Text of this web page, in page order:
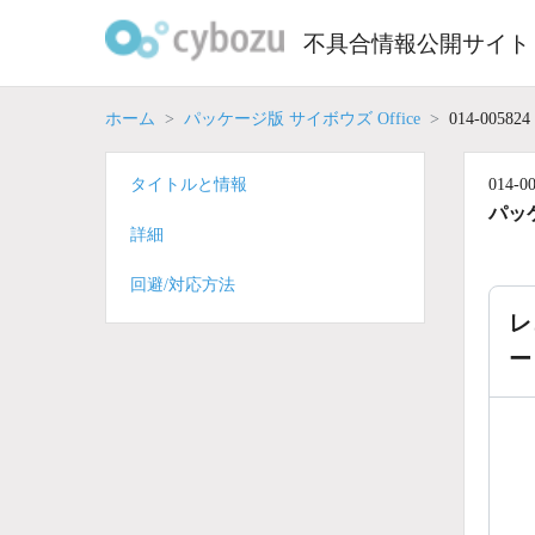
不具合情報公開サイト
ホーム パッケージ版 サイボウズ Office 014-005824
014-
パッ
タイトルと情報
詳細
回避/対応方法